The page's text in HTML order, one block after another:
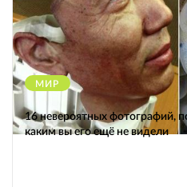
МИР
16 невероятных фотографий,
каким вы его ещё не видели